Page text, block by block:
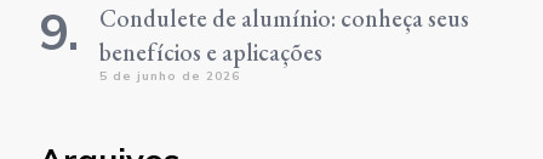
Condulete de alumínio: conheça seus
benefícios e aplicações
5 de junho de 2026